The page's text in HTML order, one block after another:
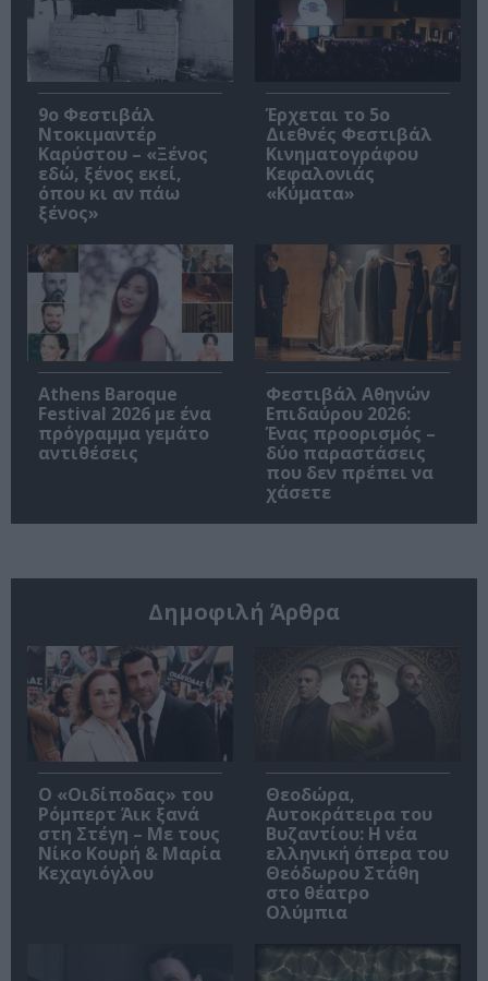
9ο Φεστιβάλ
Ντοκιμαντέρ
Καρύστου – «Ξένος
εδώ, ξένος εκεί,
όπου κι αν πάω
ξένος»
Έρχεται το 5ο
Διεθνές Φεστιβάλ
Κινηματογράφου
Κεφαλονιάς
«Κύματα»
Athens Baroque
Festival 2026 με ένα
πρόγραμμα γεμάτο
αντιθέσεις
Φεστιβάλ Αθηνών
Επιδαύρου 2026:
Ένας προορισμός –
δύο παραστάσεις
που δεν πρέπει να
χάσετε
Δημοφιλή Άρθρα
O «Οιδίποδας» του
Ρόμπερτ Άικ ξανά
στη Στέγη – Με τους
Νίκο Κουρή & Μαρία
Κεχαγιόγλου
Θεοδώρα,
Αυτοκράτειρα του
Βυζαντίου: Η νέα
ελληνική όπερα του
Θεόδωρου Στάθη
στο θέατρο
Ολύμπια